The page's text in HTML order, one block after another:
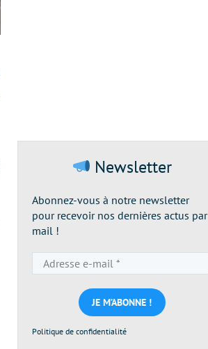
Newsletter
Abonnez-vous à notre newsletter
pour recevoir nos dernières actus par
mail !
e-
mail
*
Politique de confidentialité